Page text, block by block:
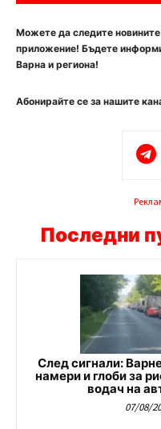
Можете да следите
приложение! Бъдете
Варна и региона!
Абонирайте се за нашите
Последни
След сигнали:
намери и глоби за
водач на
07/08/